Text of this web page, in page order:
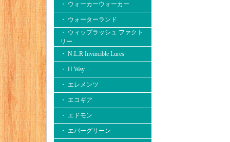
・ ウォーカーウォーカー
・ ウォーターランド
・ ウィップラッシュ ファクト
リー
・ N.L.R Invincible Lures
・ H.Way
・ エレメンツ
・ エコギア
・ エドモン
・ エバーグリーン